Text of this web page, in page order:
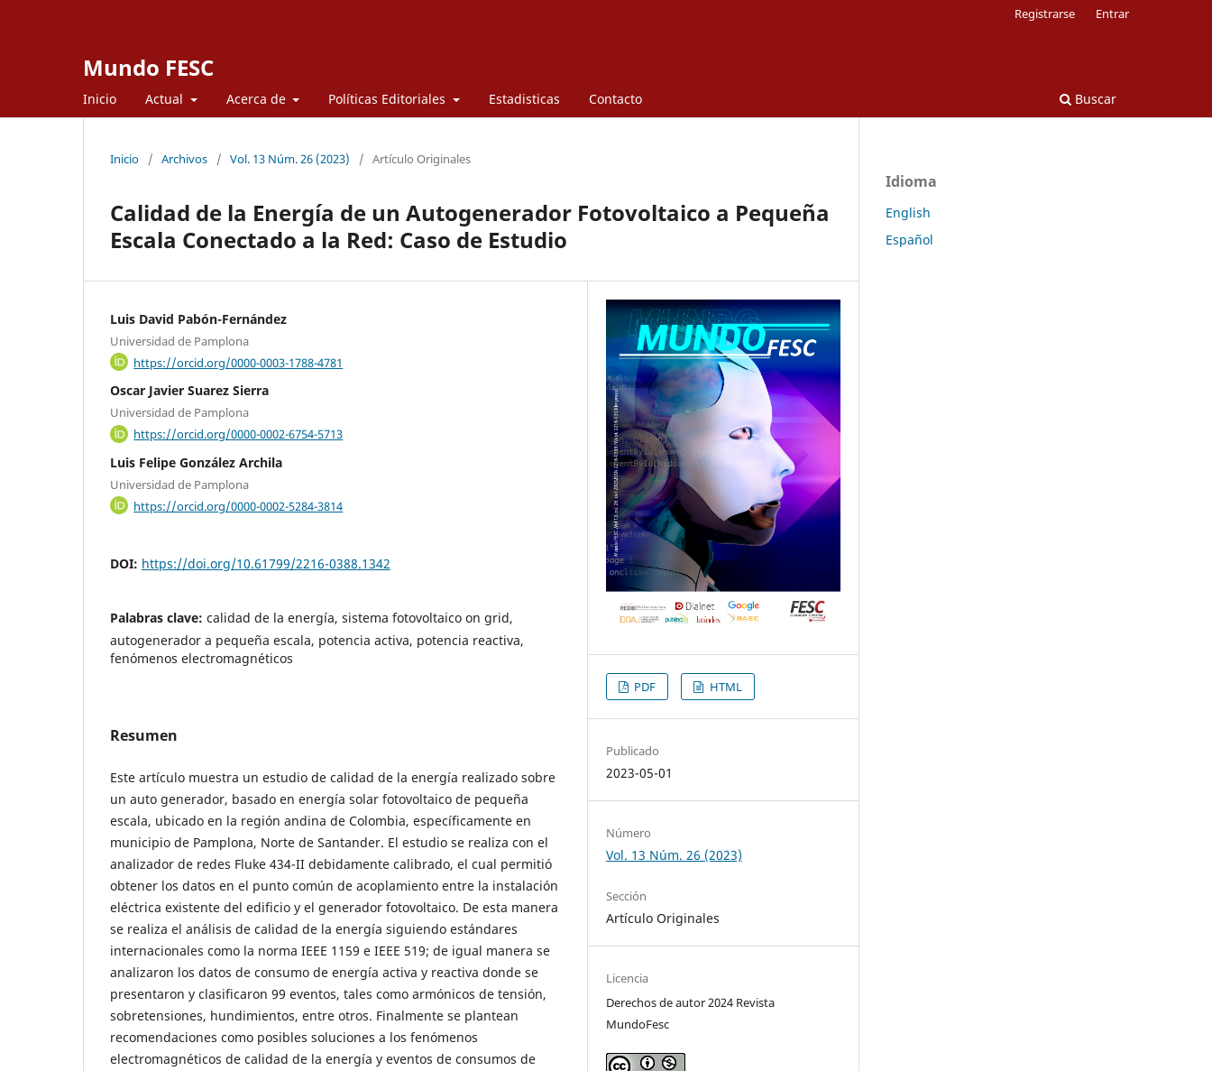
Mundo FESC
Inicio Actual Acerca de Políticas Editoriales Estadisticas Contacto Buscar
Registrarse Entrar
Inicio / Archivos / Vol. 13 Núm. 26 (2023) / Artículo Originales
Calidad de la Energía de un Autogenerador Fotovoltaico a Pequeña
Escala Conectado a la Red: Caso de Estudio
Luis David Pabón-Fernández
Universidad de Pamplona
https://orcid.org/0000-0003-1788-4781
Oscar Javier Suarez Sierra
Universidad de Pamplona
https://orcid.org/0000-0002-6754-5713
Luis Felipe González Archila
Universidad de Pamplona
https://orcid.org/0000-0002-5284-3814
DOI: https://doi.org/10.61799/2216-0388.1342
Palabras clave: calidad de la energía, sistema fotovoltaico on grid,
autogenerador a pequeña escala, potencia activa, potencia reactiva,
fenómenos electromagnéticos
Resumen
Este artículo muestra un estudio de calidad de la energía realizado sobre
un auto generador, basado en energía solar fotovoltaico de pequeña
escala, ubicado en la región andina de Colombia, específicamente en
municipio de Pamplona, Norte de Santander. El estudio se realiza con el
analizador de redes Fluke 434-II debidamente calibrado, el cual permitió
obtener los datos en el punto común de acoplamiento entre la instalación
eléctrica existente del edificio y el generador fotovoltaico. De esta manera
se realiza el análisis de calidad de la energía siguiendo estándares
internacionales como la norma IEEE 1159 e IEEE 519; de igual manera se
analizaron los datos de consumo de energía activa y reactiva donde se
presentaron y clasificaron 99 eventos, tales como armónicos de tensión,
sobretensiones, hundimientos, entre otros. Finalmente se plantean
recomendaciones como posibles soluciones a los fenómenos
electromagnéticos de calidad de la energía y eventos de consumos de
PDF HTML
Publicado
2023-05-01
Número
Vol. 13 Núm. 26 (2023)
Sección
Artículo Originales
Licencia
Derechos de autor 2024 Revista
MundoFesc
Idioma
English
Español